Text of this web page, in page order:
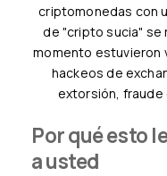
criptomonedas con
de "cripto sucia" se
momento estuvieron
hackeos de
extorsión, fraude
Por qué esto le afecta directamente
a usted